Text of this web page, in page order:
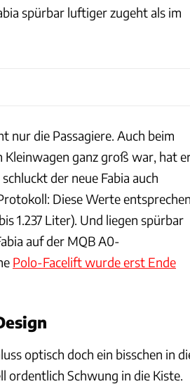
spürbar luftiger zugeht als im
nur die Passagiere. Auch beim
Kleinwagen ganz groß war, hat
der neue Fabia auch
Diese Werte entsprechen
1.237 Liter). Und liegen spürbar
auf der MQB A0-
Polo-Facelift wurde erst Ende
optisch doch ein bisschen in
ordentlich Schwung in die Kiste.